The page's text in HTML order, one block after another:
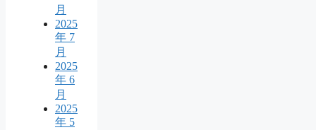
月
2025
年 7
月
2025
年 6
月
2025
年 5